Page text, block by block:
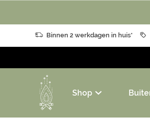
Binnen 2 werkdagen in huis*
Shop